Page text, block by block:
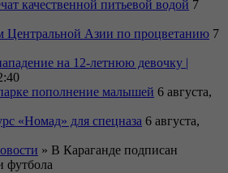
качественной питьевой водой 7
Центральной Азии по процветанию 7
на 12-летнюю девочку |
пополнение малышей 6 августа,
«Номад» для спецназа 6 августа,
» В Караганде подписан
футбола